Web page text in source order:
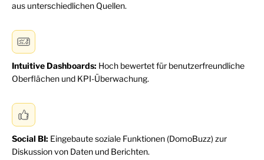
aus unterschiedlichen Quellen.
Intuitive Dashboards: Hoch bewertet für benutzerfreundliche
Oberflächen und KPI-Überwachung.
Social BI: Eingebaute soziale Funktionen (DomoBuzz) zur
Diskussion von Daten und Berichten.